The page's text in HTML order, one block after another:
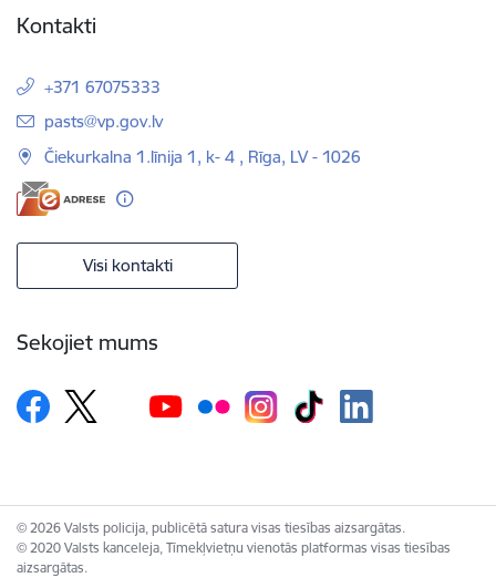
Kontakti
+371 67075333
E-pasts:
pasts@vp.gov.lv
Čiekurkalna 1.līnija 1, k- 4 , Rīga, LV - 1026
Visi kontakti
Sekojiet mums
© 2026 Valsts policija, publicētā satura visas tiesības aizsargātas.
© 2020 Valsts kanceleja, Tīmekļvietņu vienotās platformas visas tiesības
aizsargātas.